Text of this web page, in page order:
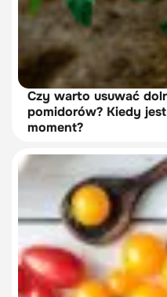
Czy warto usuwać
pomidorów? Kiedy
moment?